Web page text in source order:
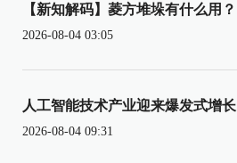
【新知解码】菱方堆垛有什么用？
2026-08-04 03:05
人工智能技术产业迎来爆发式增长
2026-08-04 09:31